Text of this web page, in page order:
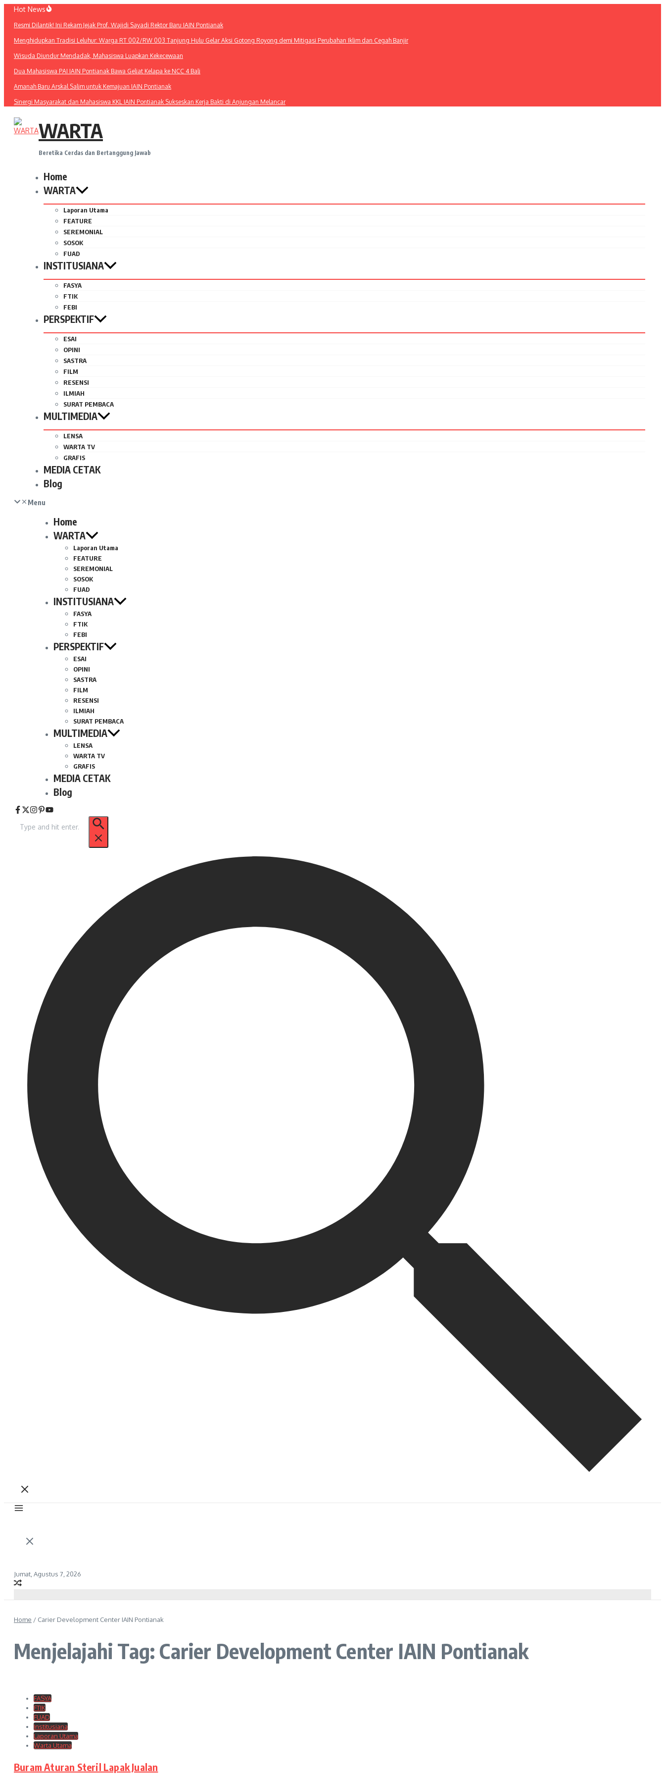
Lewati
konten
Hot News
Resmi Dilantik! Ini Rekam Jejak Prof. Wajidi Sayadi Rektor Baru IAIN Pontianak
Menghidupkan Tradisi Leluhur: Warga RT 002/RW 003 Tanjung Hulu Gelar Aksi Gotong Royong demi Mitigasi Perubahan Iklim dan Cegah Banjir
Wisuda Diundur Mendadak, Mahasiswa Luapkan Kekecewaan
Dua Mahasiswa PAI IAIN Pontianak Bawa Geliat Kelapa ke NCC 4 Bali
Amanah Baru Arskal Salim untuk Kemajuan IAIN Pontianak
Sinergi Masyarakat dan Mahasiswa KKL IAIN Pontianak Sukseskan Kerja Bakti di Anjungan Melancar
WARTA
Beretika Cerdas dan Bertanggung Jawab
Home
WARTA
Laporan Utama
FEATURE
SEREMONIAL
SOSOK
FUAD
INSTITUSIANA
FASYA
FTIK
FEBI
PERSPEKTIF
ESAI
OPINI
SASTRA
FILM
RESENSI
ILMIAH
SURAT PEMBACA
MULTIMEDIA
LENSA
WARTA TV
GRAFIS
MEDIA CETAK
Blog
Menu
Home
WARTA
Laporan Utama
FEATURE
SEREMONIAL
SOSOK
FUAD
INSTITUSIANA
FASYA
FTIK
FEBI
PERSPEKTIF
ESAI
OPINI
SASTRA
FILM
RESENSI
ILMIAH
SURAT PEMBACA
MULTIMEDIA
LENSA
WARTA TV
GRAFIS
MEDIA CETAK
Blog
untuk:
Jumat, Agustus 7, 2026
Home / Carier Development Center IAIN Pontianak
Menjelajahi Tag: Carier Development Center IAIN Pontianak
FASYA
FTIK
FUAD
Institusiana
Laporan Utama
Warta Utama
Buram Aturan Steril Lapak Jualan